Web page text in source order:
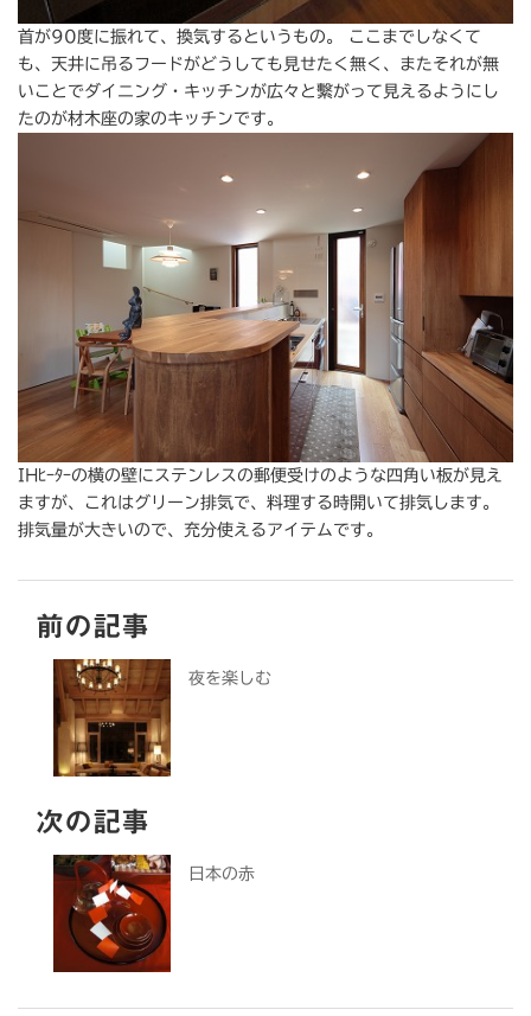
首が90度に振れて、換気するというもの。 ここまでしなくて
も、天井に吊るフードがどうしても見せたく無く、またそれが無
いことでダイニング・キッチンが広々と繫がって見えるようにし
たのが材木座の家のキッチンです。
IHﾋｰﾀｰの横の壁にステンレスの郵便受けのような四角い板が見え
ますが、これはグリーン排気で、料理する時開いて排気します。
排気量が大きいので、充分使えるアイテムです。
前の記事
夜を楽しむ
次の記事
日本の赤